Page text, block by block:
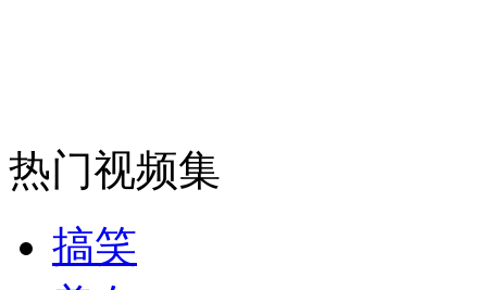
纽约上演“枕头大战”
热门视频集
搞笑